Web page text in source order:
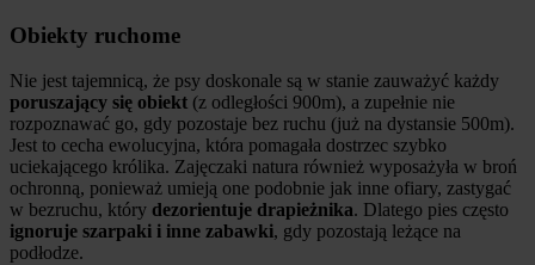
Obiekty ruchome
Nie jest tajemnicą, że psy doskonale są w stanie zauważyć każdy
poruszający się obiekt (z odległości 900m), a zupełnie nie
rozpoznawać go, gdy pozostaje bez ruchu (już na dystansie 500m).
Jest to cecha ewolucyjna, która pomagała dostrzec szybko
uciekającego królika. Zajęczaki natura również wyposażyła w broń
ochronną, ponieważ umieją one podobnie jak inne ofiary, zastygać
w bezruchu, który dezorientuje drapieżnika. Dlatego pies często
ignoruje szarpaki i inne zabawki, gdy pozostają leżące na
podłodze.